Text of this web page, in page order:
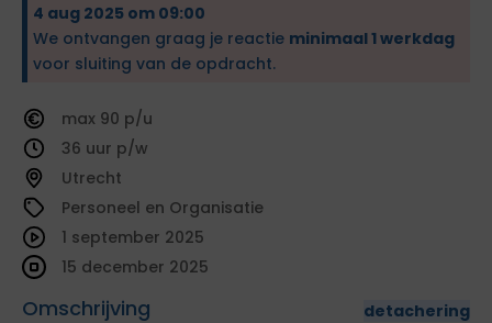
4 aug 2025 om 09:00
We ontvangen graag je reactie minimaal 1 werkdag
voor sluiting van de opdracht.
90
36
Utrecht
Personeel en Organisatie
Omschrijving detachering
1 september 2025
15 december 2025